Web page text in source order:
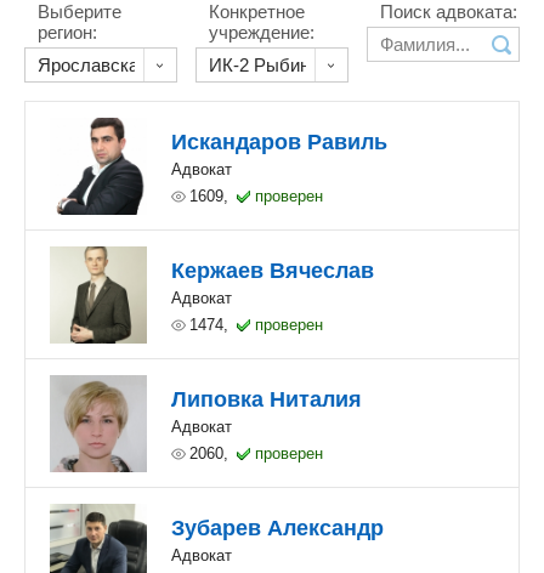
Выберите
регион:
Конкретное
учреждение:
Поиск адвоката:
Искандаров Равиль
Адвокат
1609,
проверен
Кержаев Вячеслав
Адвокат
1474,
проверен
Липовка Ниталия
Адвокат
2060,
проверен
Зубарев Александр
Адвокат